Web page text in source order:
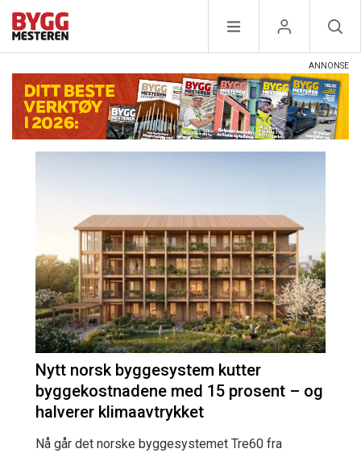
Nytt norsk byggesystem kutter
byggekostnadene med 15 prosent – og
halverer klimaavtrykket
Nå går det norske byggesystemet Tre60 fra